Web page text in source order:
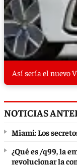
Así sería el nuevo
NOTICIAS
Miami: Los
¿Qué es /q99, la
revolucionar la